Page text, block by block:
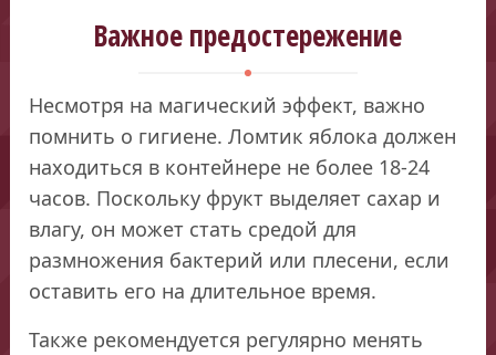
Важное предостережение
Несмотря на магический эффект, важно
помнить о гигиене. Ломтик яблока должен
находиться в контейнере не более 18-24
часов. Поскольку фрукт выделяет сахар и
влагу, он может стать средой для
размножения бактерий или плесени, если
оставить его на длительное время.
Также рекомендуется регулярно менять